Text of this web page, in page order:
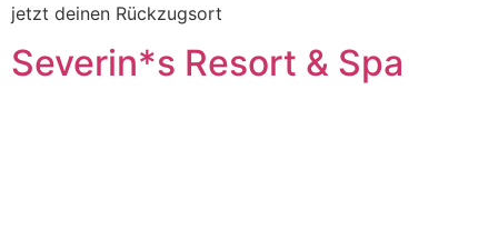
jetzt deinen Rückzugsort
Severin*s Resort & Spa